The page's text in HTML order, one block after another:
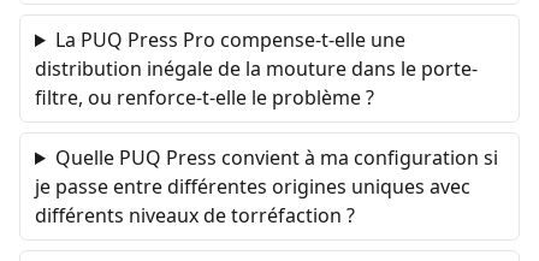
La PUQ Press Pro compense-t-elle une
distribution inégale de la mouture dans le porte-
filtre, ou renforce-t-elle le problème ?
Quelle PUQ Press convient à ma configuration si
je passe entre différentes origines uniques avec
différents niveaux de torréfaction ?